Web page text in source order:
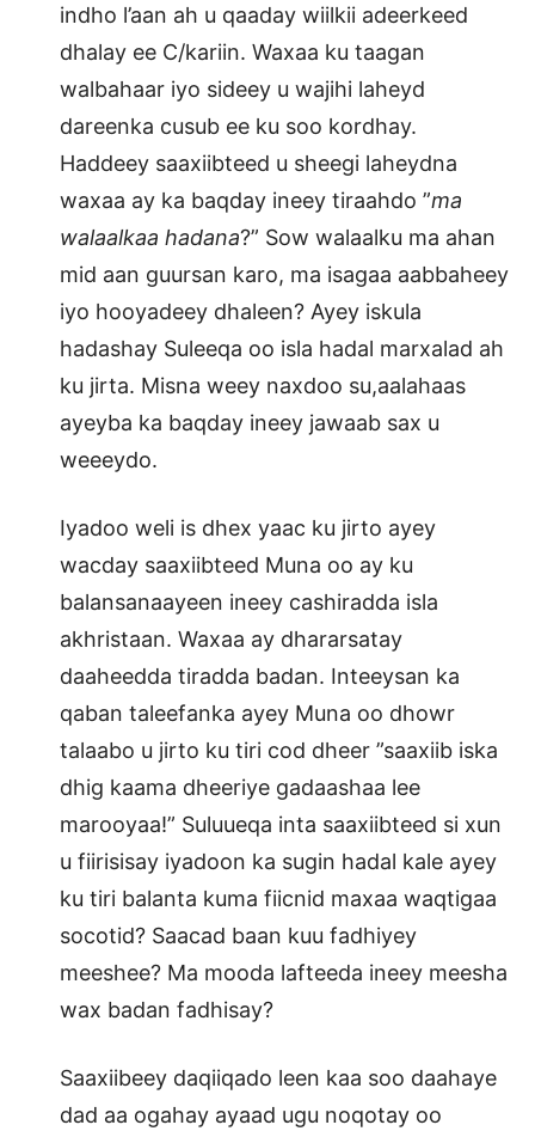
indho l’aan ah u qaaday wiilkii adeerkeed
dhalay ee C/kariin. Waxaa ku taagan
walbahaar iyo sideey u wajihi laheyd
dareenka cusub ee ku soo kordhay.
Haddeey saaxiibteed u sheegi laheydna
waxaa ay ka baqday ineey tiraahdo ”ma
walaalkaa hadana?” Sow walaalku ma ahan
mid aan guursan karo, ma isagaa aabbaheey
iyo hooyadeey dhaleen? Ayey iskula
hadashay Suleeqa oo isla hadal marxalad ah
ku jirta. Misna weey naxdoo su,aalahaas
ayeyba ka baqday ineey jawaab sax u
weeeydo.
Iyadoo weli is dhex yaac ku jirto ayey
wacday saaxiibteed Muna oo ay ku
balansanaayeen ineey cashiradda isla
akhristaan. Waxaa ay dhararsatay
daaheedda tiradda badan. Inteeysan ka
qaban taleefanka ayey Muna oo dhowr
talaabo u jirto ku tiri cod dheer ”saaxiib iska
dhig kaama dheeriye gadaashaa lee
marooyaa!” Suluueqa inta saaxiibteed si xun
u fiirisisay iyadoon ka sugin hadal kale ayey
ku tiri balanta kuma fiicnid maxaa waqtigaa
socotid? Saacad baan kuu fadhiyey
meeshee? Ma mooda lafteeda ineey meesha
wax badan fadhisay?
Saaxiibeey daqiiqado leen kaa soo daahaye
dad aa ogahay ayaad ugu noqotay oo